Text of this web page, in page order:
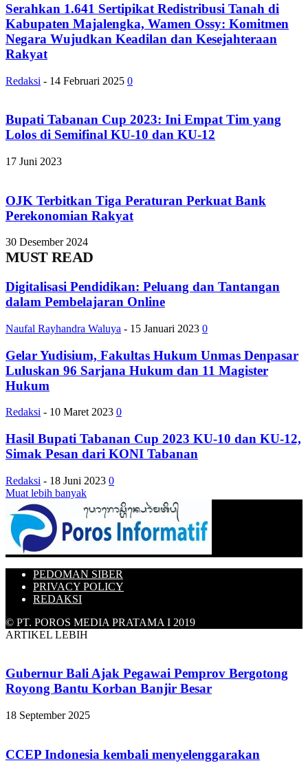
Serahkan 1.641 Sertipikat Redistribusi Tanah di
Kabupaten Majalengka, Wamen Ossy: Komitmen
Negara Wujudkan Keadilan dan Kesejahteraan
Rakyat
Redaksi - 14 Februari 2025 0
Bupati Tabanan Cup 2023: Ini Empat Tim yang
Lolos di Semifinal KU-10 dan KU-12
17 Juni 2023
OJK Terbitkan Tiga Peraturan Perkuat Bank
Perekonomian Rakyat
30 Desember 2024
MUST READ
Digitalisasi Pendidikan: Peluang dan Tantangan
dalam Pembelajaran Online
Naufal Rayhandra Waluya - 15 Januari 2023 0
Gelar Yudisium, Fakultas Hukum Unmas Denpasar
Luluskan 96 Sarjana Hukum dan 11 Magister
Hukum
Redaksi - 10 Maret 2023 0
Hasil Bupati Tabanan Cup 2023 KU-10 dan KU-12,
Simak Pesan dari KONI Tabanan
Redaksi - 18 Juni 2023 0
Muat lebih banyak
PEDOMAN SIBER
PRIVACY POLICY
REDAKSI
© PT. POROS MEDIA PRATAMA I 2019
ARTIKEL LEBIH
Gubernur Bali Ajak Pegawai Pemprov Bergotong
Royong Bantu Korban Banjir Besar
18 September 2025
CCEP Indonesia kembali menyelenggarakan